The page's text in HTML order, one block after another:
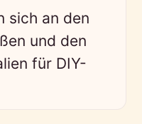
sich an den
und den
für DIY-